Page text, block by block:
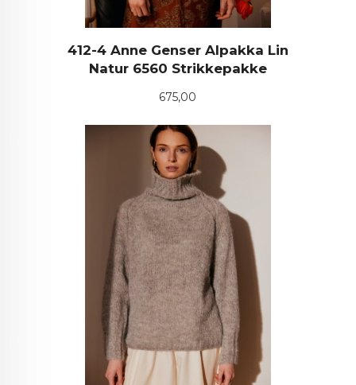
412-4 Anne Genser Alpakka Lin
Natur 6560 Strikkepakke
Pris
675,00